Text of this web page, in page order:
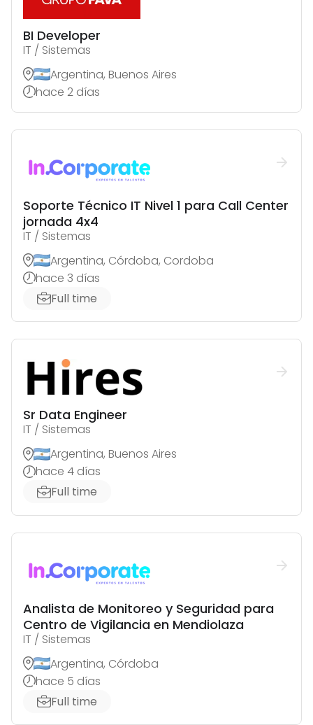
BI Developer
IT / Sistemas
Argentina, Buenos Aires
hace 2 días
Soporte Técnico IT Nivel 1 para Call Center
jornada 4x4
IT / Sistemas
Argentina, Córdoba, Cordoba
hace 3 días
Full time
Sr Data Engineer
IT / Sistemas
Argentina, Buenos Aires
hace 4 días
Full time
Analista de Monitoreo y Seguridad para
Centro de Vigilancia en Mendiolaza
IT / Sistemas
Argentina, Córdoba
hace 5 días
Full time